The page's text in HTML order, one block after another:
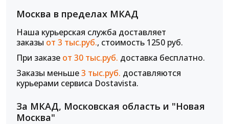
Москва в пределах МКАД
Наша курьерская служба доставляет
заказы от 3 тыс.руб., стоимость 1250 руб.
При заказе от 30 тыс.руб. доставка бесплатно.
Заказы меньше3 тыс.руб. доставляются
курьерами сервиса Dostavista.
За МКАД, Московская область и "Новая
Москва"